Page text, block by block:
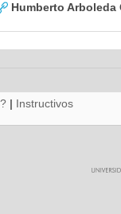
Humberto Arboleda
| Instructivos